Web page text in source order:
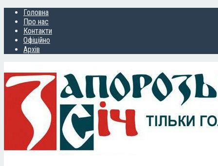
Головна
Про нас
Контакти
Офіційно
Архів